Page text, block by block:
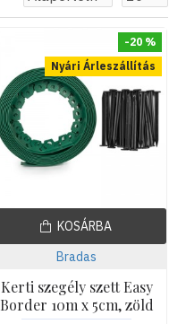
Nyári Árleszállítás
-20 %
Bradas
Kerti szegély szett Easy
Border 10m x 5cm, zöld
KOSÁRBA